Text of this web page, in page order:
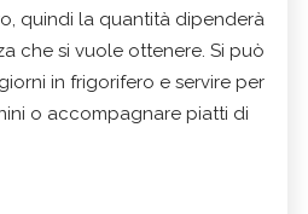
quindi la quantità dipenderà
che si vuole ottenere. Si può
in frigorifero e servire per
o accompagnare piatti di